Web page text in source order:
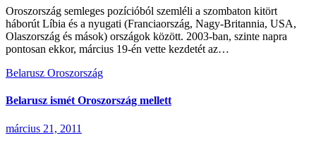
Oroszország semleges pozícióból szemléli a szombaton kitört
háborút Líbia és a nyugati (Franciaország, Nagy-Britannia, USA,
Olaszország és mások) országok között. 2003-ban, szinte napra
pontosan ekkor, március 19-én vette kezdetét az…
Belarusz Oroszország
Belarusz ismét Oroszország mellett
március 21, 2011